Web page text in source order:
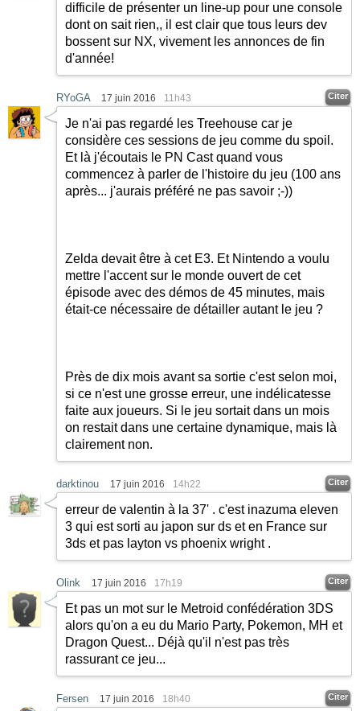
difficile de présenter un line-up pour une console
dont on sait rien,, il est clair que tous leurs dev
bossent sur NX, vivement les annonces de fin
d'année!
RYoGA 17 juin 2016 11h43 Citer
Je n'ai pas regardé les Treehouse car je
considère ces sessions de jeu comme du spoil.
Et là j'écoutais le PN Cast quand vous
commencez à parler de l'histoire du jeu (100 ans
après... j'aurais préféré ne pas savoir ;-))
Zelda devait être à cet E3. Et Nintendo a voulu
mettre l'accent sur le monde ouvert de cet
épisode avec des démos de 45 minutes, mais
était-ce nécessaire de détailler autant le jeu ?
Près de dix mois avant sa sortie c'est selon moi,
si ce n'est une grosse erreur, une indélicatesse
faite aux joueurs. Si le jeu sortait dans un mois
on restait dans une certaine dynamique, mais là
clairement non.
darktinou 17 juin 2016 14h22 Citer
erreur de valentin à la 37' . c'est inazuma eleven
3 qui est sorti au japon sur ds et en France sur
3ds et pas layton vs phoenix wright .
Olink 17 juin 2016 17h19 Citer
Et pas un mot sur le Metroid confédération 3DS
alors qu'on a eu du Mario Party, Pokemon, MH et
Dragon Quest... Déjà qu'il n'est pas très
rassurant ce jeu...
Fersen 17 juin 2016 18h40 Citer